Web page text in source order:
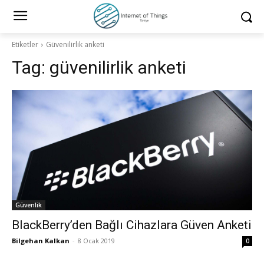
Etiketler Güvenilirlik anketi
Tag: güvenilirlik anketi
Güvenlik
BlackBerry’den Bağlı Cihazlara Güven Anketi
Bilgehan Kalkan - 8 Ocak 2019 0